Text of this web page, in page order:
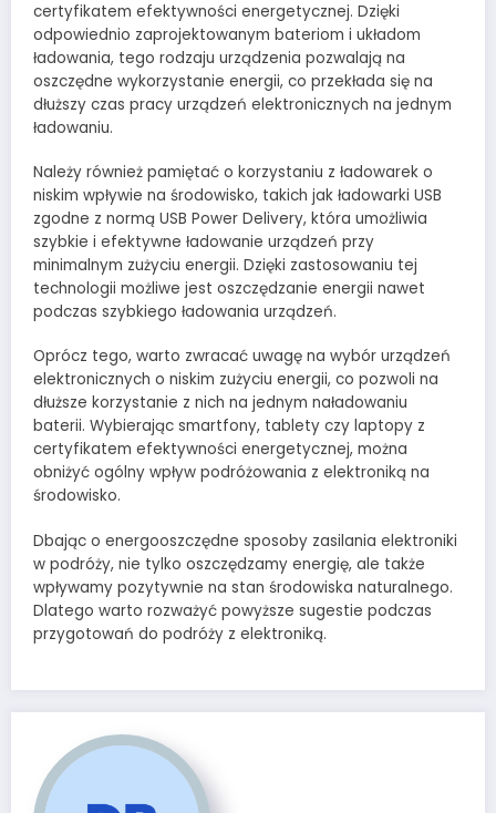
certyfikatem efektywności energetycznej. Dzięki
odpowiednio zaprojektowanym bateriom i układom
ładowania, tego rodzaju urządzenia pozwalają na
oszczędne wykorzystanie energii, co przekłada się na
dłuższy czas pracy urządzeń elektronicznych na jednym
ładowaniu.
Należy również pamiętać o korzystaniu z ładowarek o
niskim wpływie na środowisko, takich jak ładowarki USB
zgodne z normą USB Power Delivery, która umożliwia
szybkie i efektywne ładowanie urządzeń przy
minimalnym zużyciu energii. Dzięki zastosowaniu tej
technologii możliwe jest oszczędzanie energii nawet
podczas szybkiego ładowania urządzeń.
Oprócz tego, warto zwracać uwagę na wybór urządzeń
elektronicznych o niskim zużyciu energii, co pozwoli na
dłuższe korzystanie z nich na jednym naładowaniu
baterii. Wybierając smartfony, tablety czy laptopy z
certyfikatem efektywności energetycznej, można
obniżyć ogólny wpływ podróżowania z elektroniką na
środowisko.
Dbając o energooszczędne sposoby zasilania elektroniki
w podróży, nie tylko oszczędzamy energię, ale także
wpływamy pozytywnie na stan środowiska naturalnego.
Dlatego warto rozważyć powyższe sugestie podczas
przygotowań do podróży z elektroniką.